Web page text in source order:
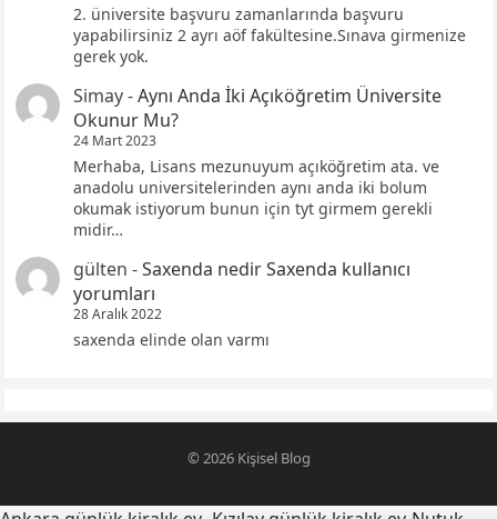
2. üniversite başvuru zamanlarında başvuru
yapabilirsiniz 2 ayrı aöf fakültesine.Sınava girmenize
gerek yok.
Simay-Aynı Anda İki Açıköğretim Üniversite
Okunur Mu?
24 Mart 2023
Merhaba, Lisans mezunuyum açıköğretim ata. ve
anadolu universitelerinden aynı anda iki bolum
okumak istiyorum bunun için tyt girmem gerekli
midir…
gülten -Saxenda nedir Saxenda kullanıcı
yorumları
28 Aralık 2022
saxenda elinde olan varmı
© 2026 Kişisel Blog